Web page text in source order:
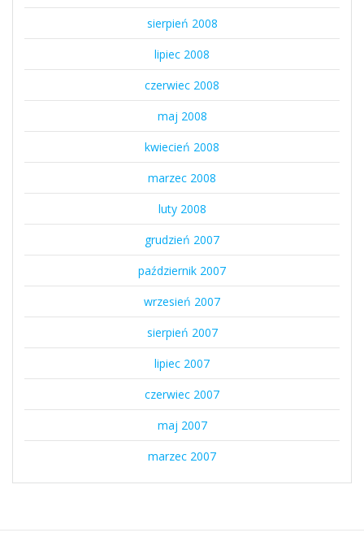
sierpień 2008
lipiec 2008
czerwiec 2008
maj 2008
kwiecień 2008
marzec 2008
luty 2008
grudzień 2007
październik 2007
wrzesień 2007
sierpień 2007
lipiec 2007
czerwiec 2007
maj 2007
marzec 2007